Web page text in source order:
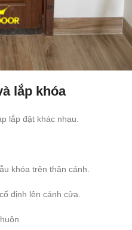
lắp khóa
lắp đặt khác nhau.
khóa trên thân cánh.
định lên cánh cửa.